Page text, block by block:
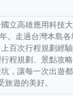
立高雄應用科技
。走過台灣本島
百次行程規劃經
程規劃、景點攻
，讓每一次出遊
旅遊的美好。